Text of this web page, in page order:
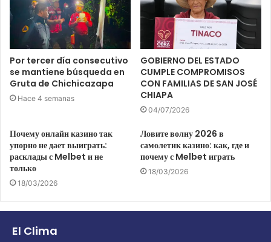
Por tercer día consecutivo
se mantiene búsqueda en
Gruta de Chichicazapa
Hace 4 semanas
GOBIERNO DEL ESTADO
CUMPLE COMPROMISOS
CON FAMILIAS DE SAN JOSÉ
CHIAPA
04/07/2026
Почему онлайн казино так
упорно не дает выиграть:
расклады с Melbet и не
только
18/03/2026
Ловите волну 2026 в
самолетик казино: как, где и
почему с Melbet играть
18/03/2026
El Clima